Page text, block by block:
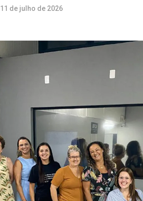
11 de julho de 2026